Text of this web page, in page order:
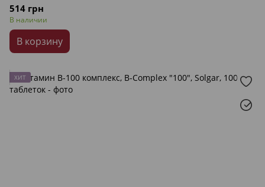
514 грн
В наличии
В корзину
ХИТ